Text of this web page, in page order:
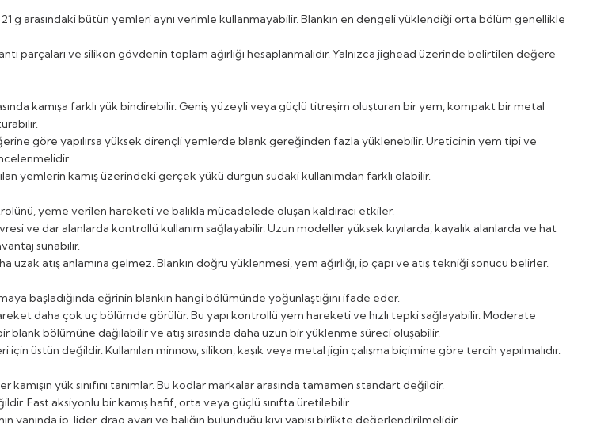
21 g arasındaki bütün yemleri aynı verimle kullanmayabilir. Blankın en dengeli yüklendiği orta bölüm genellikle
parçaları ve silikon gövdenin toplam ağırlığı hesaplanmalıdır. Yalnızca jighead üzerinde belirtilen değere
kamışa farklı yük bindirebilir. Geniş yüzeyli veya güçlü titreşim oluşturan bir yem, kompakt bir metal
göre yapılırsa yüksek dirençli yemlerde blank gereğinden fazla yüklenebilir. Üreticinin yem tipi ve
yemlerin kamış üzerindeki gerçek yükü durgun sudaki kullanımdan farklı olabilir.
yeme verilen hareketi ve balıkla mücadelede oluşan kaldıracı etkiler.
ve dar alanlarda kontrollü kullanım sağlayabilir. Uzun modeller yüksek kıyılarda, kayalık alanlarda ve hat
sunabilir.
uzak atış anlamına gelmez. Blankın doğru yüklenmesi, yem ağırlığı, ip çapı ve atış tekniği sonucu belirler.
başladığında eğrinin blankın hangi bölümünde yoğunlaştığını ifade eder.
daha çok uç bölümde görülür. Bu yapı kontrollü yem hareketi ve hızlı tepki sağlayabilir. Moderate
bölümüne dağılabilir ve atış sırasında daha uzun bir yüklenme süreci oluşabilir.
üstün değildir. Kullanılan minnow, silikon, kaşık veya metal jigin çalışma biçimine göre tercih yapılmalıdır.
kamışın yük sınıfını tanımlar. Bu kodlar markalar arasında tamamen standart değildir.
Fast aksiyonlu bir kamış hafif, orta veya güçlü sınıfta üretilebilir.
yanında ip, lider, drag ayarı ve balığın bulunduğu kıyı yapısı birlikte değerlendirilmelidir.